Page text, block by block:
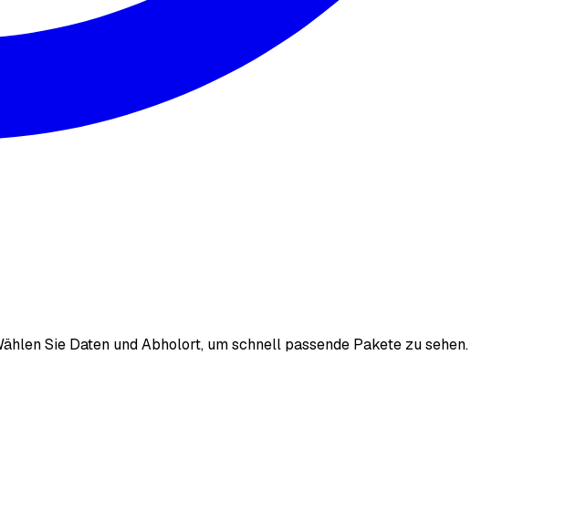
Sie Daten und Abholort, um schnell passende Pakete zu sehen.